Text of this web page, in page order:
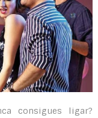
consigues ligar?